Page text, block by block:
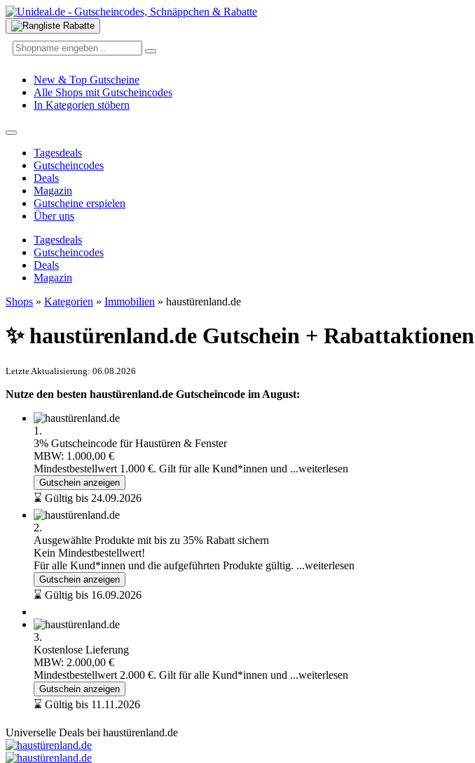
New & Top Gutscheine
Alle Shops mit Gutscheincodes
In Kategorien stöbern
Tagesdeals
Gutscheincodes
Deals
Magazin
Gutscheine erspielen
Über uns
Tagesdeals
Gutscheincodes
Deals
Magazin
Shops » Kategorien » Immobilien » haustürenland.de
✨ haustürenland.de Gutschein + Rabattaktionen
Letzte Aktualisierung: 06.08.2026
Nutze den besten haustürenland.de Gutscheincode im August:
1.
3% Gutscheincode für Haustüren & Fenster
MBW: 1.000,00 €
Mindestbestellwert 1.000 €. Gilt für alle Kund*innen und ...weiterlesen
Gutschein anzeigen
⌛ Gültig bis 24.09.2026
2.
Ausgewählte Produkte mit bis zu 35% Rabatt sichern
Kein Mindestbestellwert!
Für alle Kund*innen und die aufgeführten Produkte gültig. ...weiterlesen
Gutschein anzeigen
⌛ Gültig bis 16.09.2026
3.
Kostenlose Lieferung
MBW: 2.000,00 €
Mindestbestellwert 2.000 €. Gilt für alle Kund*innen und ...weiterlesen
Gutschein anzeigen
⌛ Gültig bis 11.11.2026
Universelle Deals bei haustürenland.de